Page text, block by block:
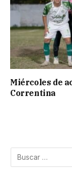
Miércoles de
Correntina